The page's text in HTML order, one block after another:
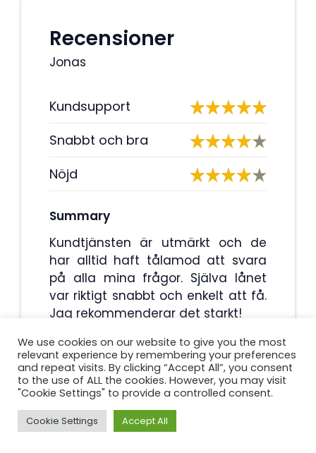
Recensioner
Jonas
Kundsupport
Snabbt och bra
Nöjd
Summary
Kundtjänsten är utmärkt och de
har alltid haft tålamod att svara
på alla mina frågor. Själva lånet
var riktigt snabbt och enkelt att få.
Jag rekommenderar det starkt!
4.3
We use cookies on our website to give you the most
relevant experience by remembering your preferences
and repeat visits. By clicking “Accept All”, you consent
to the use of ALL the cookies. However, you may visit
"Cookie Settings" to provide a controlled consent.
Cookie Settings Accept All